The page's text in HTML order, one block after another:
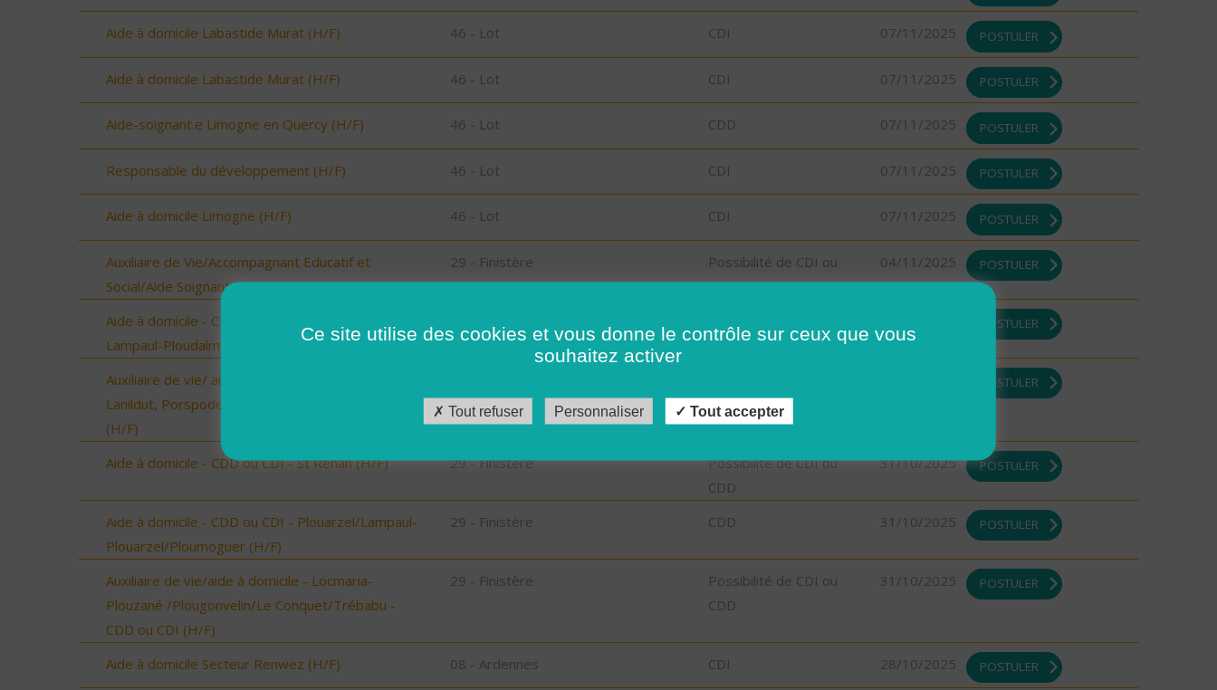
Aide à domicile Labastide Murat (H/F) 46 - Lot CDI 07/11/2025 POSTULER
Aide à domicile Labastide Murat (H/F) 46 - Lot CDI 07/11/2025 POSTULER
Aide-soignant.e Limogne en Quercy (H/F) 46 - Lot CDD 07/11/2025 POSTULER
Responsable du développement (H/F) 46 - Lot CDI 07/11/2025 POSTULER
Aide à domicile Limogne (H/F) 46 - Lot CDI 07/11/2025 POSTULER
Auxiliaire de Vie/Accompagnant Educatif et
Social/Aide Soignant sur ROSCOFF (H/F)
29 - Finistère
Possibilité de CDI ou
CDD
04/11/2025 POSTULER
Aide à domicile - CDD OU CDI - Ploudalmézeau,
Lampaul-Ploudalmézeau, St Pabu (H/F)
POSTULER
Auxiliaire de vie/ aide à domicile - Plourin, Brélès,
Lanildut, Porspoder, Landunvez - CDI ou CDD
(H/F)
CDD
POSTULER
Aide à domicile - CDD ou CDI - St Renan (H/F) 29 - Finistère
Possibilité de CDI ou
CDD
31/10/2025 POSTULER
Aide à domicile - CDD ou CDI - Plouarzel/Lampaul-
Plouarzel/Ploumoguer (H/F)
29 - Finistère CDD 31/10/2025 POSTULER
Auxiliaire de vie/aide à domicile - Locmaria-
Plouzané /Plougonvelin/Le Conquet/Trébabu -
CDD ou CDI (H/F)
29 - Finistère
Possibilité de CDI ou
CDD
31/10/2025 POSTULER
Aide à domicile Secteur Renwez (H/F) 08 - Ardennes CDI 28/10/2025 POSTULER
Ce site utilise des cookies et vous donne le contrôle sur ceux que vous
souhaitez activer
Tout refuser Personnaliser Tout accepter